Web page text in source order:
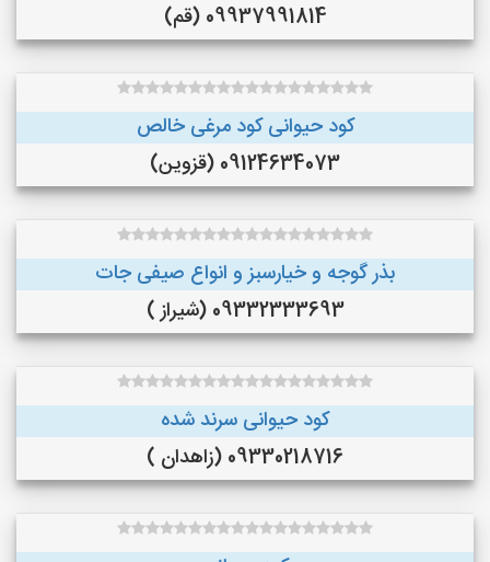
09937991814 (قم)
کود حیوانی کود مرغی خالص
09124634073 (قزوین)
بذر گوجه و خیارسبز و انواع صیفی جات
09332333693 (شیراز )
کود حیوانی سرند شده
09330218716 (زاهدان )